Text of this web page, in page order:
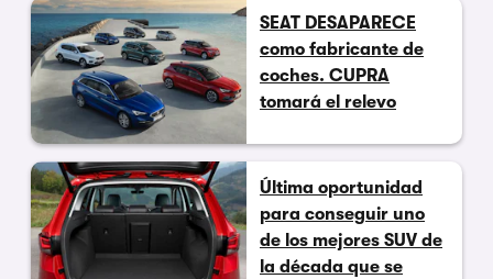
SEAT DESAPARECE
como fabricante de
coches. CUPRA
tomará el relevo
Última oportunidad
para conseguir uno
de los mejores SUV de
la década que se